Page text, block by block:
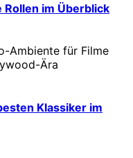
Rollen im Überblick
Klassiker im